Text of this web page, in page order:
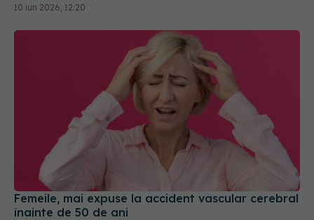
10 iun 2026, 12:20
Femeile, mai expuse la accident vascular cerebral
înainte de 50 de ani